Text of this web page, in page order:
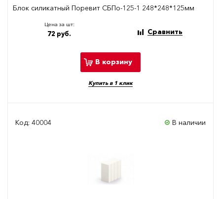
Блок силикатный Поревит СБПо-125-1 248*248*125мм
Цена за шт:
72 руб. Сравнить
В корзину
Купить в 1 клик
Код: 40004 В наличии